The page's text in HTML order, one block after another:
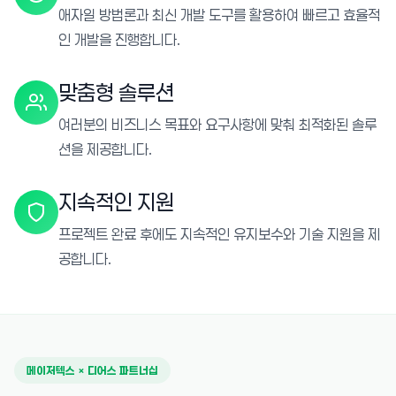
애자일 방법론과 최신 개발 도구를 활용하여 빠르고 효율적
인 개발을 진행합니다.
맞춤형 솔루션
여러분의 비즈니스 목표와 요구사항에 맞춰 최적화된 솔루
션을 제공합니다.
지속적인 지원
프로젝트 완료 후에도 지속적인 유지보수와 기술 지원을 제
공합니다.
메이저텍스 × 디어스 파트너십